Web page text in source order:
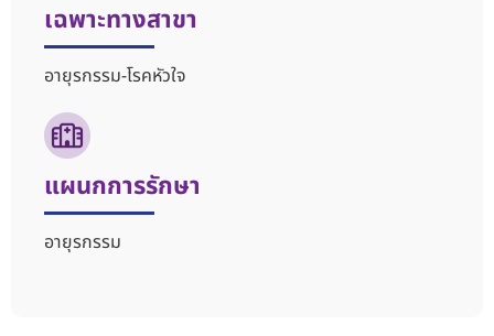
เฉพาะทางสาขา
อายุรกรรม-โรคหัวใจ
แผนกการรักษา
อายุรกรรม